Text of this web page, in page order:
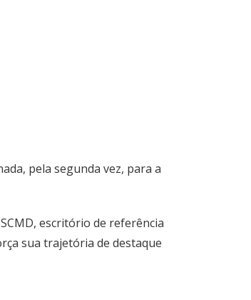
pela segunda vez, para a
escritório de referência
sua trajetória de destaque